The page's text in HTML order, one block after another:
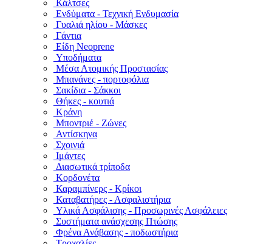
Κάλτσες
Ενδύματα - Τεχνική Ενδυμασία
Γυαλιά ηλίου - Μάσκες
Γάντια
Είδη Neoprene
Υποδήματα
Μέσα Ατομικής Προστασίας
Μπανάνες - πορτοφόλια
Σακίδια - Σάκκοι
Θήκες - κουτιά
Κράνη
Μποντριέ - Ζώνες
Αντίσκηνα
Σχοινιά
Ιμάντες
Διασωτικά τρίποδα
Κορδονέτα
Καραμπίνερς - Κρίκοι
Καταβατήρες - Ασφαλιστήρια
Υλικά Ασφάλισης - Προσωρινές Ασφάλειες
Συστήματα ανάσχεσης Πτώσης
Φρένα Ανάβασης - ποδωστήρια